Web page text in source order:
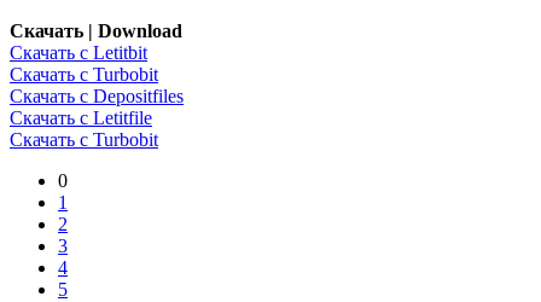
Скачать | Download
Скачать с Letitbit
Скачать с Turbobit
Скачать с Depositfiles
Скачать с Letitfile
Скачать с Turbobit
0
1
2
3
4
5